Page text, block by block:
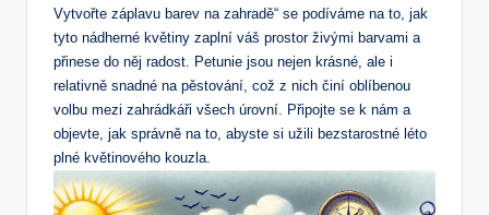
Vytvořte záplavu barev na zahradě“ se podíváme na to, jak
tyto nádherné květiny zaplní váš prostor živými barvami a
přinese do něj radost. Petunie jsou nejen krásné, ale i
relativně snadné na pěstování, což z nich činí oblíbenou
volbu mezi zahrádkáři všech úrovní. Připojte se k nám a
objevte, jak správně na to, abyste si užili bezstarostné léto
plné květinového kouzla.